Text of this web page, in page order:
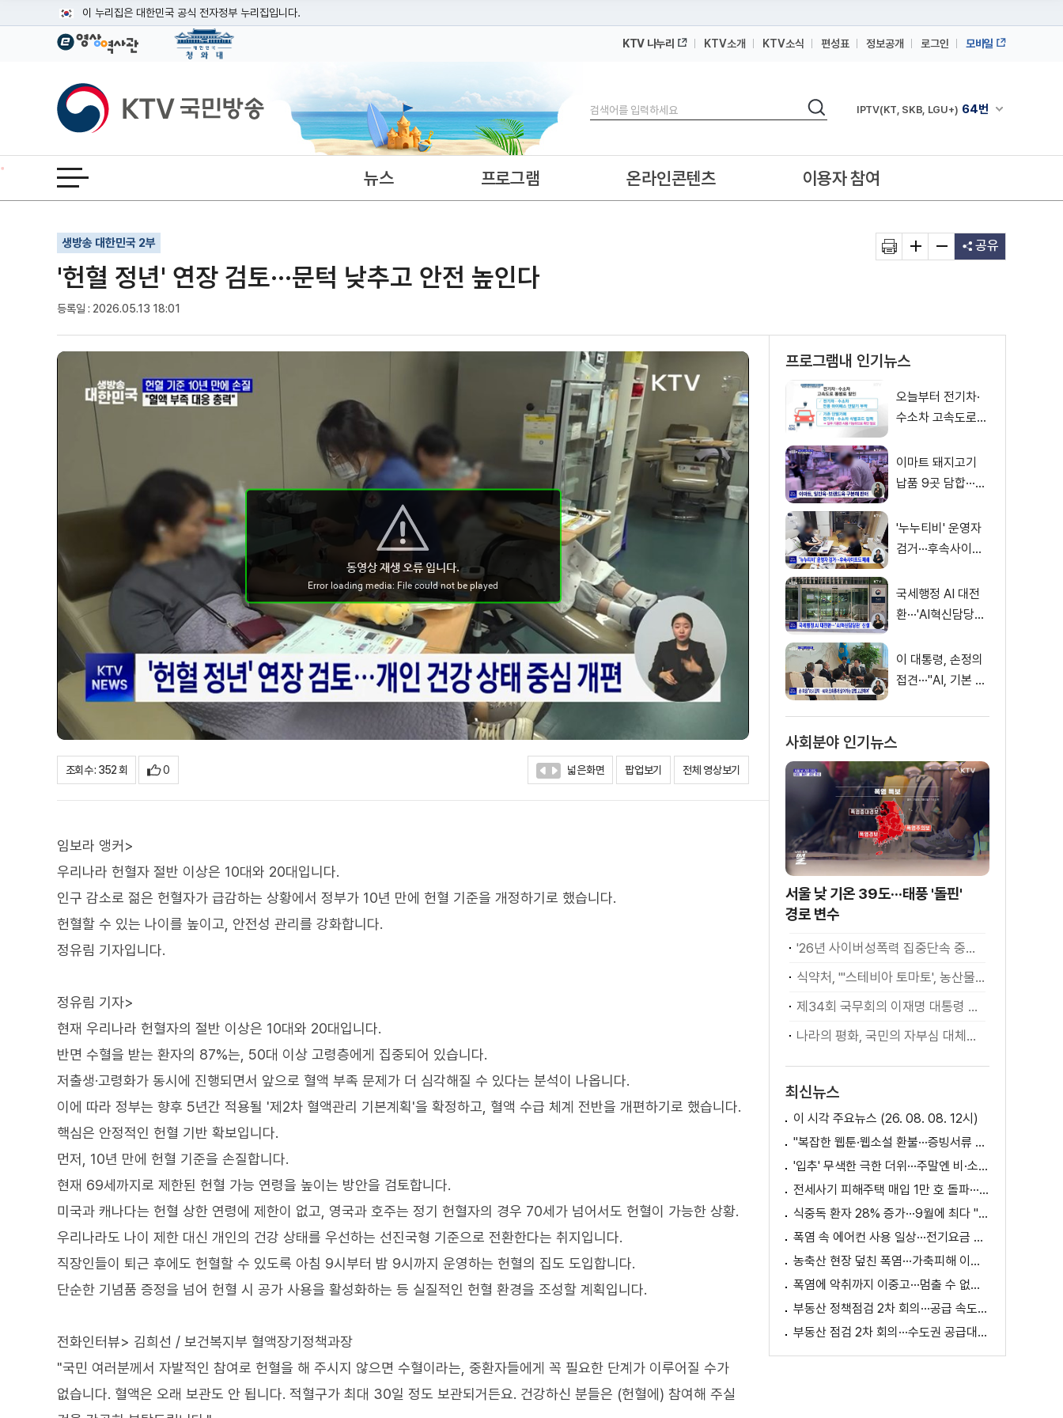
이 누리집은 대한민국 공식 전자정부 누리집입니다.
공식 누리집 주소 확인하기
이밖에 or.kr 또는 .kr등 다른 도메인 주소를 사용하고 있다면 아래 URL에서 도메인 주소를 확인해 보세요
운영중인 공식 누리집보기
KTV 나누리 KTV소개 KTV소식 편성표 정보공개 로그인 모바일
KTV국민방송
검색
검색 채널안내 펼쳐
IPTV(KT, SKB, LGU+) 64번
IPTV(KT, SKB, LGU+)
전체메뉴 열기 뉴스 프로그램 온라인콘텐츠 이용자 참여
생방송 대한민국 2부
'헌혈 정년' 연장 검토···문턱 낮추고 안전 높인다
등록일 : 2026.05.13 18:01
기사인쇄
글자확대
글자축소 공유
조회수 : 352 회 0 넓은화면 팝업보기 전체 영상보기
임보라 앵커>
우리나라 헌혈자 절반 이상은 10대와 20대입니다.
인구 감소로 젊은 헌혈자가 급감하는 상황에서 정부가 10년 만에 헌혈 기준을 개정하기로 했습니다.
헌혈할 수 있는 나이를 높이고, 안전성 관리를 강화합니다.
정유림 기자입니다.
정유림 기자>
현재 우리나라 헌혈자의 절반 이상은 10대와 20대입니다.
반면 수혈을 받는 환자의 87%는, 50대 이상 고령층에게 집중되어 있습니다.
저출생·고령화가 동시에 진행되면서 앞으로 혈액 부족 문제가 더 심각해질 수 있다는 분석이 나옵니다.
이에 따라 정부는 향후 5년간 적용될 '제2차 혈액관리 기본계획'을 확정하고, 혈액 수급 체계 전반을 개편하기로 했습니다.
핵심은 안정적인 헌혈 기반 확보입니다.
먼저, 10년 만에 헌혈 기준을 손질합니다.
현재 69세까지로 제한된 헌혈 가능 연령을 높이는 방안을 검토합니다.
미국과 캐나다는 헌혈 상한 연령에 제한이 없고, 영국과 호주는 정기 헌혈자의 경우 70세가 넘어서도 헌혈이 가능한 상황.
우리나라도 나이 제한 대신 개인의 건강 상태를 우선하는 선진국형 기준으로 전환한다는 취지입니다.
직장인들이 퇴근 후에도 헌혈할 수 있도록 아침 9시부터 밤 9시까지 운영하는 헌혈의 집도 도입합니다.
단순한 기념품 증정을 넘어 헌혈 시 공가 사용을 활성화하는 등 실질적인 헌혈 환경을 조성할 계획입니다.
전화인터뷰> 김희선 / 보건복지부 혈액장기정책과장
"국민 여러분께서 자발적인 참여로 헌혈을 해 주시지 않으면 수혈이라는, 중환자들에게 꼭 필요한 단계가 이루어질 수가
없습니다. 혈액은 오래 보관도 안 됩니다. 적혈구가 최대 30일 정도 보관되거든요. 건강하신 분들은 (헌혈에) 참여해 주실
프로그램내 인기뉴스
오늘부터 전기차·
수소차 고속도로
이마트 돼지고기
납품 9곳 담합···과
'누누티비' 운영자
검거···후속사이트
국세행정 AI 대전
환···'AI혁신담당관'
이 대통령, 손정의
접견···"AI, 기본 인
사회분야 인기뉴스
서울 낮 기온 39도···태풍 '돌핀'
경로 변수
'26년 사이버성폭력 집중단속 중간성과 발표···향후 추진계획은?
식약처, "'스테비아 토마토', 농산물 아닌 가공식품"
제34회 국무회의 이재명 대통령 모두발언
나라의 평화, 국민의 자부심 대체불가 대한민국 이재명 대통령 모두말씀
최신뉴스
이 시각 주요뉴스 (26. 08. 08. 12시)
"복잡한 웹툰·웹소설 환불···증빙서류 요구까지"
'입추' 무색한 극한 더위···주말엔 비·소나기
전세사기 피해주택 매입 1만 호 돌파···피해 지원 속도
식중독 환자 28% 증가···9월에 최다 "입추 방심 금물"
폭염 속 에어컨 사용 일상···전기요금 줄이려면?
농축산 현장 덮친 폭염···가축피해 이틀 새 28만 마리↑
폭염에 악취까지 이중고···멈출 수 없는 필수노동
부동산 정책점검 2차 회의···공급 속도전 본격화하나
부동산 점검 2차 회의···수도권 공급대책 논의